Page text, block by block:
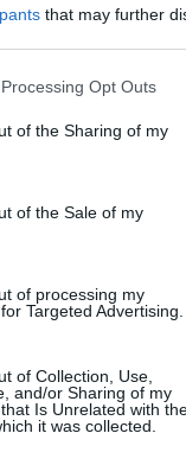
that may further
Opt Outs
of the Sharing of my
of the Sale of my
of processing my
Targeted Advertising.
of Collection, Use,
and/or Sharing of my
Is Unrelated with
it was collected.
φέρεται να
για τη διεξαγωγή
Ουκρανία, χωρίς
με την ίδια
Πολιτειών,
από
ξεκινήσει ήδη
του
μια τέτοια